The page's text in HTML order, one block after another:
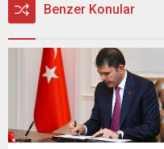
Benzer Konular